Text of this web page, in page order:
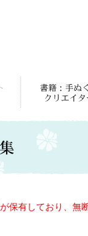
が保有しており、無